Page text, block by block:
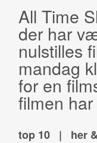
All Time
der har
nulstilles
mandag
for en
filmen
top 10 | her